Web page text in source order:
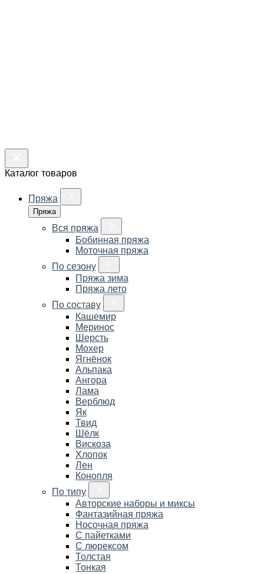
Каталог товаров
Пряжа
Пряжа
Вся пряжа
Бобинная пряжа
Моточная пряжа
По сезону
Пряжа зима
Пряжа лето
По составу
Кашемир
Меринос
Шерсть
Мохер
Ягнёнок
Альпака
Ангора
Лама
Верблюд
Як
Твид
Шёлк
Вискоза
Хлопок
Лен
Конопля
По типу
Авторские наборы и миксы
Фантазийная пряжа
Носочная пряжа
С пайетками
С люрексом
Толстая
Тонкая